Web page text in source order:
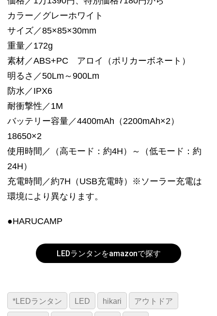
カラー／グレーホワイト
サイズ／85×85×30mm
重量／172g
素材／ABS+PC アロイ（ポリカーボネート）
明るさ／50Lm～900Lm
防水／IPX6
耐衝撃性／1M
バッテリー容量／4400mAh（2200mAh×2）
18650×2
使用時間／（高モード：約4H）～（低モード：約
24H）
充電時間／約7H（USB充電時）※ソーラー充電は
環境により異なります。
●HARUCAMP
LEDランタンをamazonで探す
*LEDランタン LED hikari アウトドア